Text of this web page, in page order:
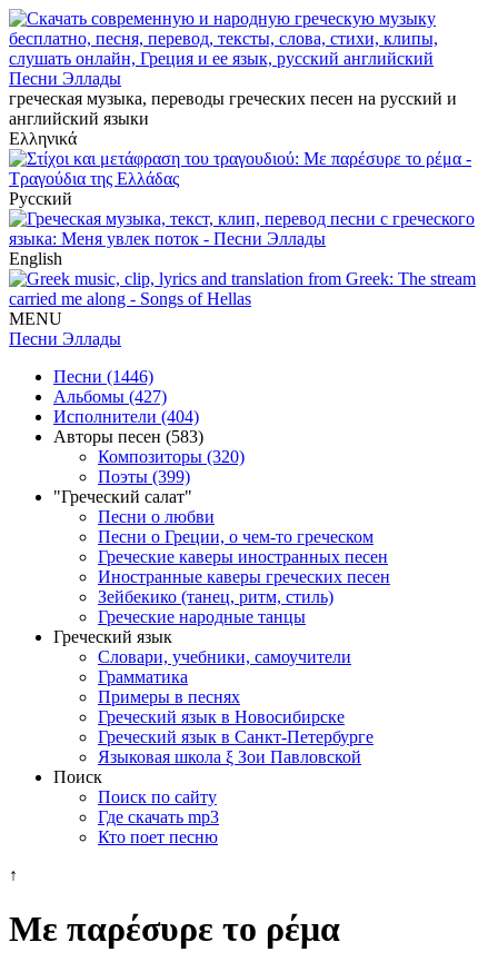
Песни Эллады
греческая музыка, переводы греческих песен на русский и
английский языки
Ελληνικά
Русский
English
MENU
Песни Эллады
Песни (1446)
Альбомы (427)
Исполнители (404)
Авторы песен (583)
Композиторы (320)
Поэты (399)
"Греческий салат"
Песни о любви
Песни о Греции, о чем-то греческом
Греческие каверы иностранных песен
Иностранные каверы греческих песен
Зейбекико (танец, ритм, стиль)
Греческие народные танцы
Греческий язык
Словари, учебники, самоучители
Грамматика
Примеры в песнях
Греческий язык в Новосибирске
Греческий язык в Санкт-Петербурге
Языковая школа ξ Зои Павловской
Поиск
Поиск по сайту
Где скачать mp3
Кто поет песню
↑
Με παρέσυρε το ρέμα